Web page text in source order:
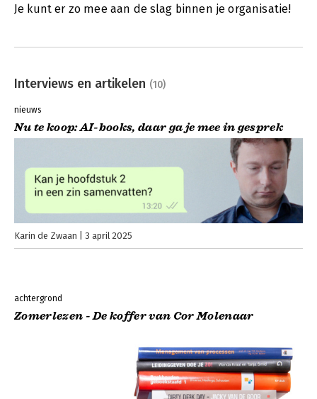
Je kunt er zo mee aan de slag binnen je organisatie!
Interviews en artikelen (10)
nieuws
Nu te koop: AI-books, daar ga je mee in gesprek
Karin de Zwaan 3 april 2025
achtergrond
Zomerlezen - De koffer van Cor Molenaar